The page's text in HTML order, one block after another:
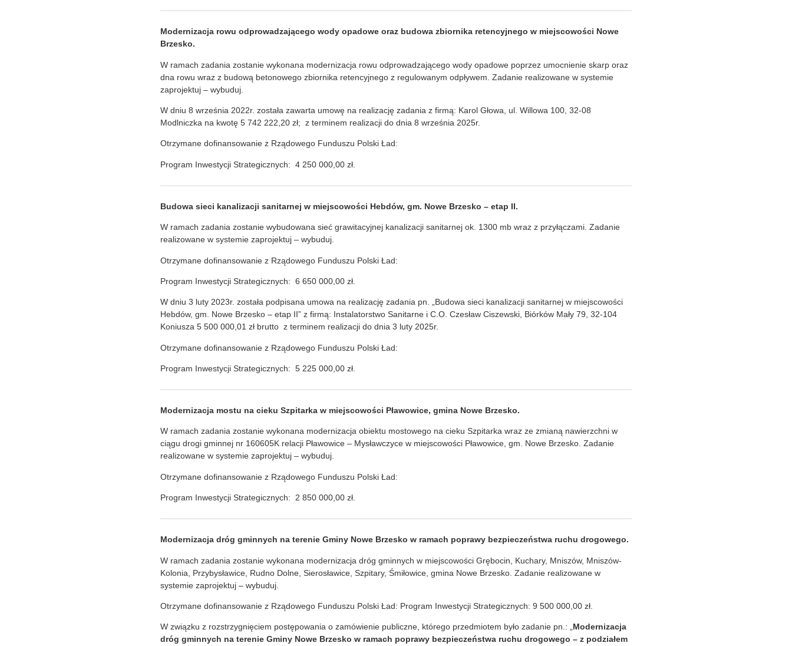
Modernizacja rowu odprowadzającego wody opadowe oraz budowa zbiornika retencyjnego w miejscowości Nowe
Brzesko.
W ramach zadania zostanie wykonana modernizacja rowu odprowadzającego wody opadowe poprzez umocnienie skarp oraz
dna rowu wraz z budową betonowego zbiornika retencyjnego z regulowanym odpływem. Zadanie realizowane w systemie
zaprojektuj – wybuduj.
W dniu 8 września 2022r. została zawarta umowę na realizację zadania z firmą: Karol Głowa, ul. Willowa 100, 32-08
Modlniczka na kwotę 5 742 222,20 zł; z terminem realizacji do dnia 8 września 2025r.
Otrzymane dofinansowanie z Rządowego Funduszu Polski Ład:
Program Inwestycji Strategicznych: 4 250 000,00 zł.
Budowa sieci kanalizacji sanitarnej w miejscowości Hebdów, gm. Nowe Brzesko – etap II.
W ramach zadania zostanie wybudowana sieć grawitacyjnej kanalizacji sanitarnej ok. 1300 mb wraz z przyłączami. Zadanie
realizowane w systemie zaprojektuj – wybuduj.
Otrzymane dofinansowanie z Rządowego Funduszu Polski Ład:
Program Inwestycji Strategicznych: 6 650 000,00 zł.
W dniu 3 luty 2023r. została podpisana umowa na realizację zadania pn. „Budowa sieci kanalizacji sanitarnej w miejscowości
Hebdów, gm. Nowe Brzesko – etap II” z firmą: Instalatorstwo Sanitarne i C.O. Czesław Ciszewski, Biórków Mały 79, 32-104
Koniusza 5 500 000,01 zł brutto z terminem realizacji do dnia 3 luty 2025r.
Otrzymane dofinansowanie z Rządowego Funduszu Polski Ład:
Program Inwestycji Strategicznych: 5 225 000,00 zł.
Modernizacja mostu na cieku Szpitarka w miejscowości Pławowice, gmina Nowe Brzesko.
W ramach zadania zostanie wykonana modernizacja obiektu mostowego na cieku Szpitarka wraz ze zmianą nawierzchni w
ciągu drogi gminnej nr 160605K relacji Pławowice – Mysławczyce w miejscowości Pławowice, gm. Nowe Brzesko. Zadanie
realizowane w systemie zaprojektuj – wybuduj.
Otrzymane dofinansowanie z Rządowego Funduszu Polski Ład:
Program Inwestycji Strategicznych: 2 850 000,00 zł.
Modernizacja dróg gminnych na terenie Gminy Nowe Brzesko w ramach poprawy bezpieczeństwa ruchu drogowego.
W ramach zadania zostanie wykonana modernizacja dróg gminnych w miejscowości Grębocin, Kuchary, Mniszów, Mniszów-
Kolonia, Przybysławice, Rudno Dolne, Sierosławice, Szpitary, Śmiłowice, gmina Nowe Brzesko. Zadanie realizowane w
systemie zaprojektuj – wybuduj.
Otrzymane dofinansowanie z Rządowego Funduszu Polski Ład: Program Inwestycji Strategicznych: 9 500 000,00 zł.
W związku z rozstrzygnięciem postępowania o zamówienie publiczne, którego przedmiotem było zadanie pn.: „Modernizacja
dróg gminnych na terenie Gminy Nowe Brzesko w ramach poprawy bezpieczeństwa ruchu drogowego – z podziałem